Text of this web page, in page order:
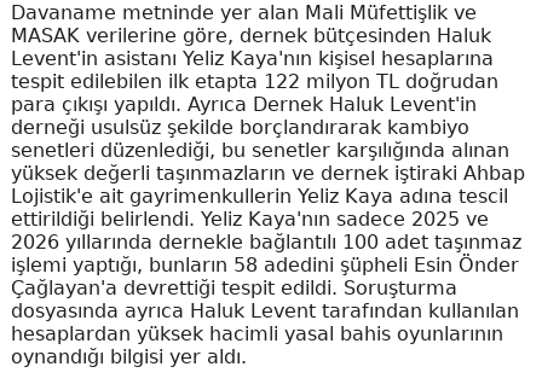
Davaname metninde yer alan Mali Müfettişlik ve
MASAK verilerine göre, dernek bütçesinden Haluk
Levent'in asistanı Yeliz Kaya'nın kişisel hesaplarına
tespit edilebilen ilk etapta 122 milyon TL doğrudan
para çıkışı yapıldı. Ayrıca Dernek Haluk Levent'in
derneği usulsüz şekilde borçlandırarak kambiyo
senetleri düzenlediği, bu senetler karşılığında alınan
yüksek değerli taşınmazların ve dernek iştiraki Ahbap
Lojistik'e ait gayrimenkullerin Yeliz Kaya adına tescil
ettirildiği belirlendi. Yeliz Kaya'nın sadece 2025 ve
2026 yıllarında dernekle bağlantılı 100 adet taşınmaz
işlemi yaptığı, bunların 58 adedini şüpheli Esin Önder
Çağlayan'a devrettiği tespit edildi. Soruşturma
dosyasında ayrıca Haluk Levent tarafından kullanılan
hesaplardan yüksek hacimli yasal bahis oyunlarının
oynandığı bilgisi yer aldı.